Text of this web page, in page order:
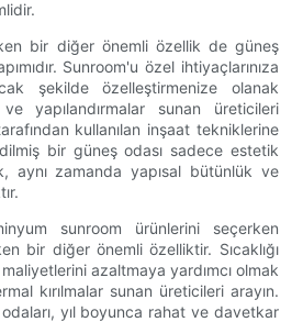
bir diğer önemli özellik de güneş
Sunroom'u özel ihtiyaçlarınıza
şekilde özelleştirmenize olanak
yapılandırmalar sunan üreticileri
kullanılan inşaat tekniklerine
bir güneş odası sadece estetik
aynı zamanda yapısal bütünlük ve
sunroom ürünlerini seçerken
bir diğer önemli özelliktir. Sıcaklığı
azaltmaya yardımcı olmak
kırılmalar sunan üreticileri arayın.
yıl boyunca rahat ve davetkar